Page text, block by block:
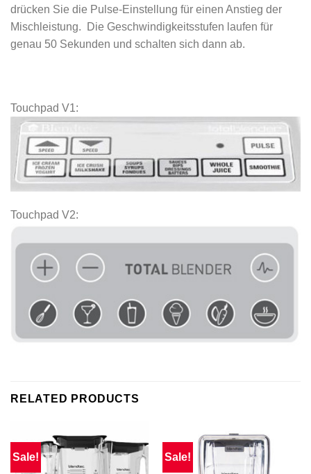
drücken Sie die Pulse-Einstellung für einen Anstieg der
Mischleistung. Die Geschwindigkeitsstufen laufen für
genau 50 Sekunden und schalten sich dann ab.
Touchpad V1:
Touchpad V2:
RELATED PRODUCTS
Sale! Sale!